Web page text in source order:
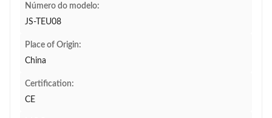
Número do modelo:
JS-TEU08
Place of Origin:
China
Certification:
CE